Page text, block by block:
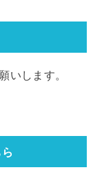
いします。